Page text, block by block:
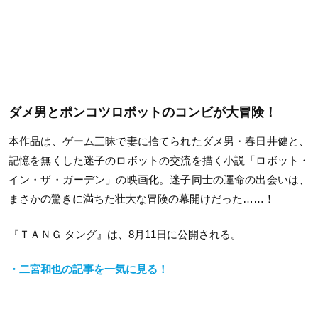
ダメ男とポンコツロボットのコンビが大冒険！
本作品は、ゲーム三昧で妻に捨てられたダメ男・春日井健と、
記憶を無くした迷子のロボットの交流を描く小説「ロボット・
イン・ザ・ガーデン」の映画化。迷子同士の運命の出会いは、
まさかの驚きに満ちた壮大な冒険の幕開けだった……！
『ＴＡＮＧ タング』は、8月11日に公開される。
・二宮和也の記事を一気に見る！